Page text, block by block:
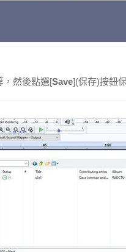
，然後點選[Save](保存)按鈕